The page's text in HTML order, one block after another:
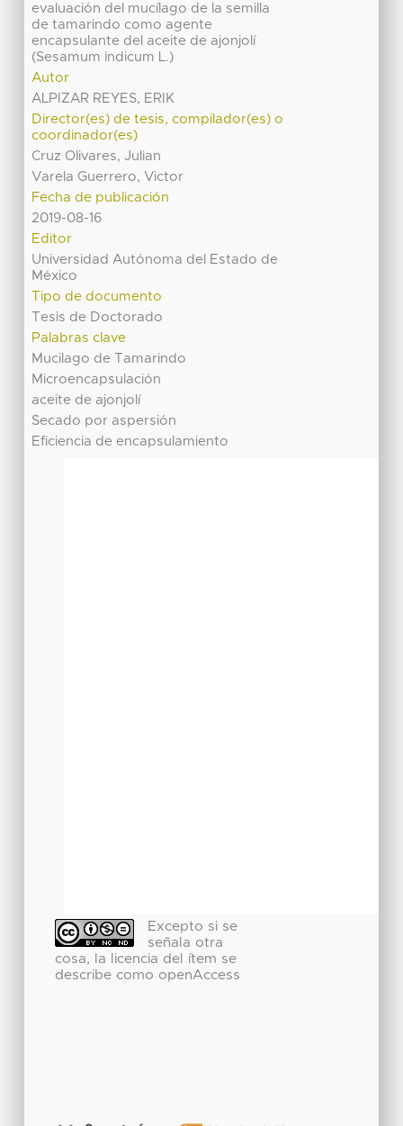
evaluación del mucílago de la semilla
de tamarindo como agente
encapsulante del aceite de ajonjolí
(Sesamum indicum L.)
Autor
ALPIZAR REYES, ERIK
Director(es) de tesis, compilador(es) o
coordinador(es)
Cruz Olivares, Julian
Varela Guerrero, Victor
Fecha de publicación
2019-08-16
Editor
Universidad Autónoma del Estado de
México
Tipo de documento
Tesis de Doctorado
Palabras clave
Mucilago de Tamarindo
Microencapsulación
aceite de ajonjolí
Secado por aspersión
Eficiencia de encapsulamiento
Excepto si se
señala otra
cosa, la licencia del ítem se
describe como openAccess